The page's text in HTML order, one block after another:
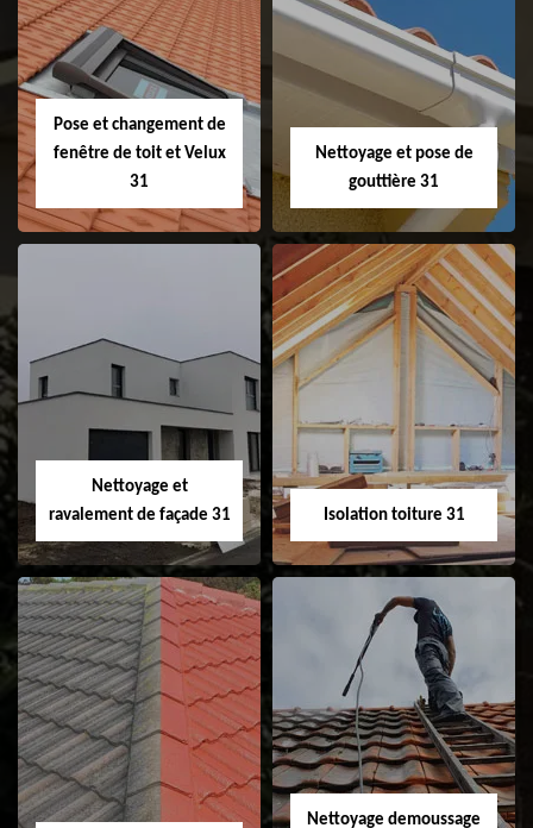
Couvreur 31
Etanchéité de
faitage et faitière
31
Pose et changement de
fenêtre de toit et Velux
31
Pose et
changement de
fenêtre de toit et
Velux 31
Nettoyage et pose de
gouttière 31
Nettoyage et pose
Nettoyage et
ravalement de façade 31
Nettoyage et
ravalement de
façade 31
Isolation toiture 31
Isolation toiture 31
Nettoyage demoussage